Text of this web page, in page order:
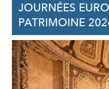
JOURNÉES
PATRIMOINE